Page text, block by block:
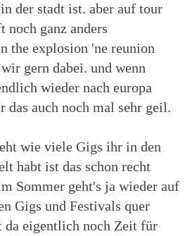
der stadt ist. aber auf tour
noch ganz anders
the explosion 'ne reunion
gern dabei. und wenn
wieder nach europa
das auch noch mal sehr geil.
wie viele Gigs ihr in den
habt ist das schon recht
Sommer geht's ja wieder auf
Gigs und Festivals quer
da eigentlich noch Zeit für